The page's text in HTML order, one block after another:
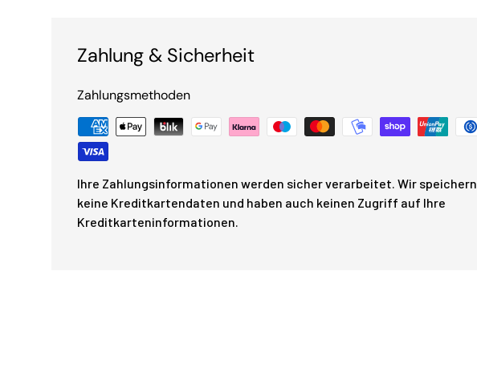
Zahlung & Sicherheit
Zahlungsmethoden
Ihre Zahlungsinformationen werden sicher verarbeitet. Wir speichern
keine Kreditkartendaten und haben auch keinen Zugriff auf Ihre
Kreditkarteninformationen.